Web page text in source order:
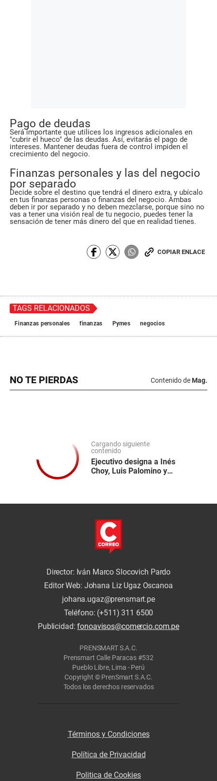
Pago de deudas
Será importante que utilices los ingresos adicionales en
"cubrir el hueco" de las deudas. Así, evitarás el pago de
intereses. Mantener deudas fuera de control impiden el
crecimiento del negocio.
Finanzas personales y las del negocio
por separado
Decide sobre el destino que tendrá el dinero extra, y ubícalo
en tus finanzas personas o finanzas del negocio. Ambas
deben ir por separado y no deben mezclarse, porque sino no
vas a tener una visión real de tu negocio, puedes tener la
sensación de tener más dinero del que en realidad tienes.
COPIAR ENLACE
TAGS RELACIONADOS
Finanzas personales finanzas Pymes negocios
NO TE PIERDAS Contenido de Mag.
Cargando siguiente
contenido
Ejecutivo designa a Inés
Choy, Luis Palomino y
Director: Iván Marco Slocovich Pardo
Editor Web: Johana Liz Ugaz Oscanoa
johana.ugaz@prensmart.pe
Teléfono: (+511) 311 6500
Publicidad:fonoavisos@comercio.com.pe
PRENSMART S.A.C.
Prensmart Calle Paracas #532
Pueblo Libre, Lima - Perú
Copyright © PrenSmart S.A.C.
Todos los derechos reservados
Términos y Condiciones
Política de Privacidad
Politica de Cookies